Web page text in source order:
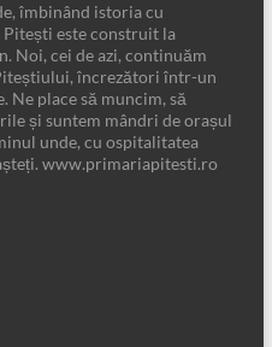
îmbinând istoria cu
este construit la
Noi, cei de azi, continuăm
încrezători într-un
place să muncim, să
și suntem mândri de orașul
unde, cu ospitalitatea
www.primariapitesti.ro